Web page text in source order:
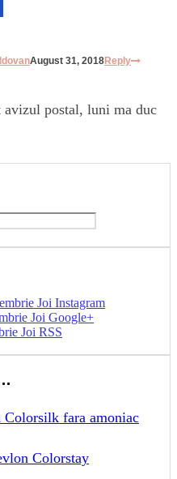
August 31, 2018Reply
postal, luni ma duc
Colorsilk fara amoniac
Colorstay